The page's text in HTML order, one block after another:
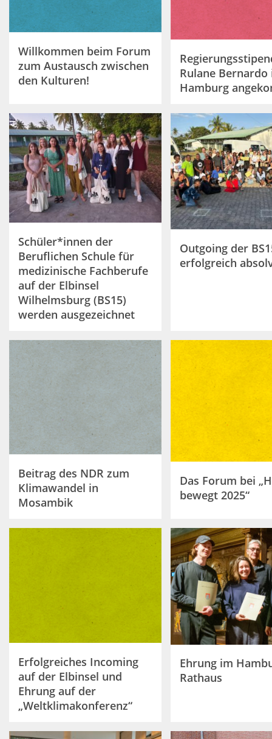
Willkommen beim Forum
zum Austausch zwischen
den Kulturen!
Rulane Bernardo
Hamburg
Schüler*innen der
Beruflichen Schule für
medizinische Fachberufe
auf der Elbinsel
Wilhelmsburg (BS15)
werden ausgezeichnet
Outgoing der
erfolgreich
Beitrag des NDR zum
Klimawandel in
Mosambik
Das Forum bei
bewegt 2025“
Erfolgreiches Incoming
auf der Elbinsel und
Ehrung auf der
„Weltklimakonferenz“
Ehrung im
Rathaus